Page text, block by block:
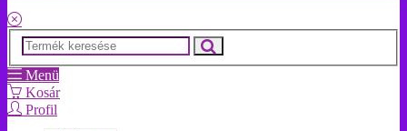
Menü
Kosár
Profil